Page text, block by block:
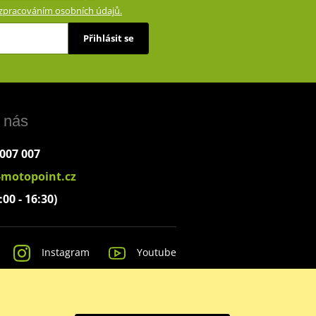
osobních údajů.
Přihlásit se
007
- 16:30)
Instagram Youtube